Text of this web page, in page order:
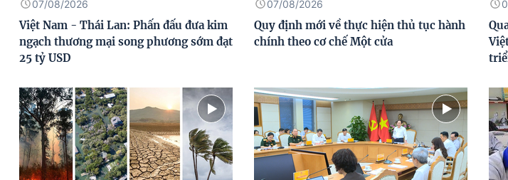
07/08/2026
Việt Nam - Thái Lan: Phấn đấu đưa kim
ngạch thương mại song phương sớm đạt
25 tỷ USD
07/08/2026
Quy định mới về thực hiện thủ tục hành
chính theo cơ chế Một cửa